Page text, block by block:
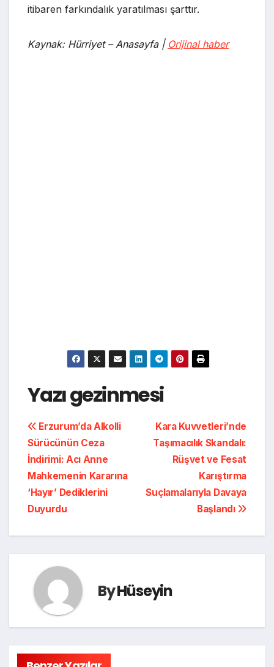
itibaren farkındalık yaratılması şarttır.
Kaynak: Hürriyet – Anasayfa | Orijinal haber
Yazı gezinmesi
Kara Kuvvetleri’nde
Taşımacılık Skandalı:
Rüşvet ve Fesat
Karıştırma
Suçlamalarıyla Davaya
Başlandı
Erzurum’da Alkolli
Sürücünün Ceza
İndirimi: Acı Anne
Mahkemenin Kararına
‘Hayır’ Dediklerini
Duyurdu
ByHüseyin